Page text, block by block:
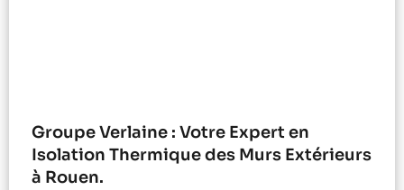
Groupe Verlaine : Votre Expert en
Isolation Thermique des Murs Extérieurs
à Rouen.